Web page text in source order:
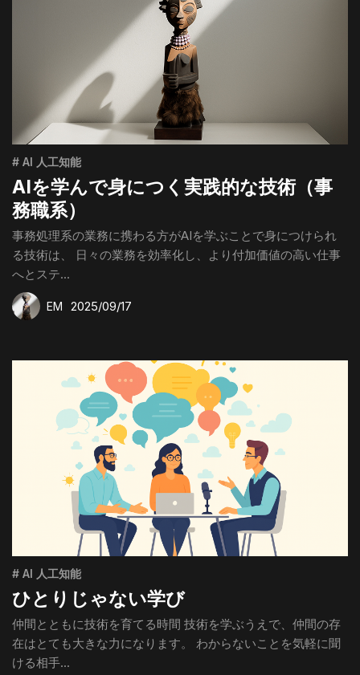
# AI 人工知能
AIを学んで身につく実践的な技術（事
務職系）
事務処理系の業務に携わる方がAIを学ぶことで身につけられ
る技術は、 日々の業務を効率化し、より付加価値の高い仕事
へとステ...
EM 2025/09/17
# AI 人工知能
ひとりじゃない学び
仲間とともに技術を育てる時間 技術を学ぶうえで、仲間の存
在はとても大きな力になります。 わからないことを気軽に聞
ける相手...